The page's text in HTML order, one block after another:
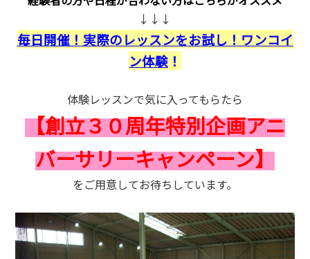
↓↓↓
毎日開催！実際のレッスンをお試し！ワンコイ
ン体験 ！
体験レッスンで気に入ってもらたら
【創立３０周年特別企画アニ
バーサリーキャンペーン】
をご用意してお待ちしています。